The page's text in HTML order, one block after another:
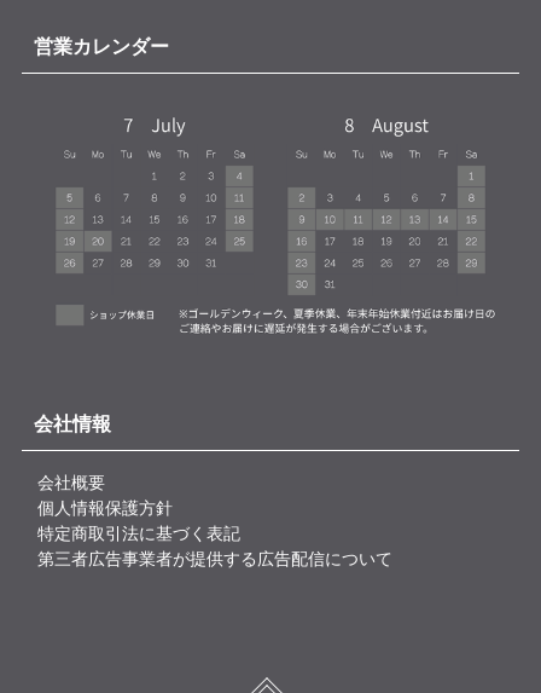
営業カレンダー
会社情報
会社概要
個人情報保護方針
特定商取引法に基づく表記
第三者広告事業者が提供する広告配信について